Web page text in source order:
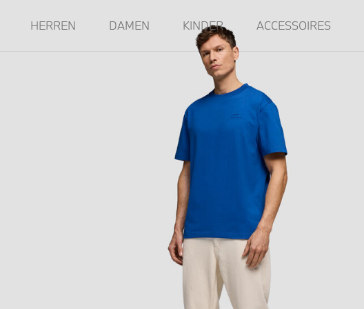
HERREN DAMEN KINDER ACCESSOIRES